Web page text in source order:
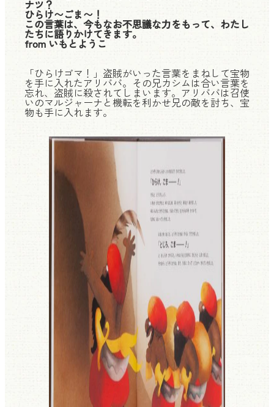
ナツ？
ひらけ〜ごま〜！
この言葉は、今もなお不思議な力をもって、わたし
たちに語りかけてきます。
from いもとようこ
「ひらけゴマ！」盗賊がいった言葉をまねして宝物
を手に入れたアリババ。その兄カシムは合い言葉を
忘れ、盗賊に殺されてしまいます。アリババは召使
いのマルジャーナと機転を利かせ兄の敵を討ち、宝
物も手に入れます。